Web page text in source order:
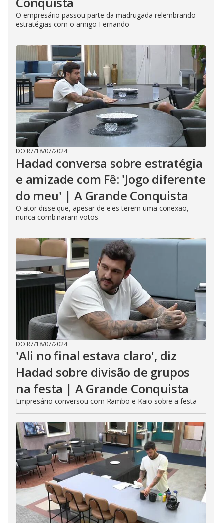
O empresário passou parte da madrugada relembrando
estratégias com o amigo Fernando
DO R7/18/07/2024
Hadad conversa sobre estratégia
e amizade com Fê: 'Jogo diferente
do meu' | A Grande Conquista
O ator disse que, apesar de eles terem uma conexão,
nunca combinaram votos
DO R7/18/07/2024
'Ali no final estava claro', diz
Hadad sobre divisão de grupos
na festa | A Grande Conquista
Empresário conversou com Rambo e Kaio sobre a festa